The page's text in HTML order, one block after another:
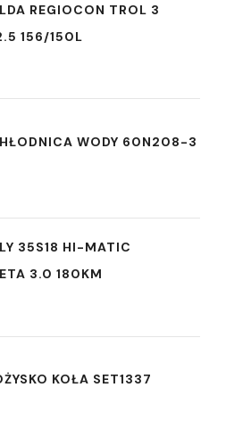
REGIOCON TROL 3
156/150L
WODY 60N208-3
35S18 HI-MATIC
3.0 180KM
KOŁA SET1337